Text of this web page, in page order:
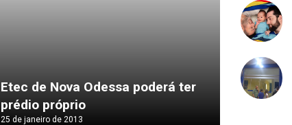
Etec de Nova Odessa poderá ter
prédio próprio
25 de janeiro de 2013